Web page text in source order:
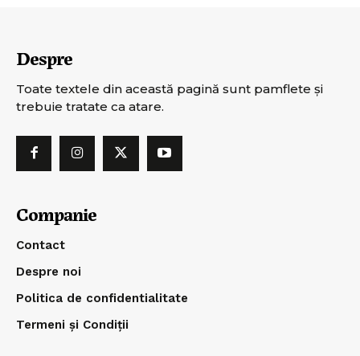
Despre
Toate textele din această pagină sunt pamflete şi
trebuie tratate ca atare.
Companie
Contact
Despre noi
Politica de confidentialitate
Termeni și Condiții